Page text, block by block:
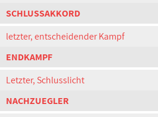
SCHLUSSAKKORD
letzter, entscheidender Kampf
ENDKAMPF
Letzter, Schlusslicht
NACHZUEGLER